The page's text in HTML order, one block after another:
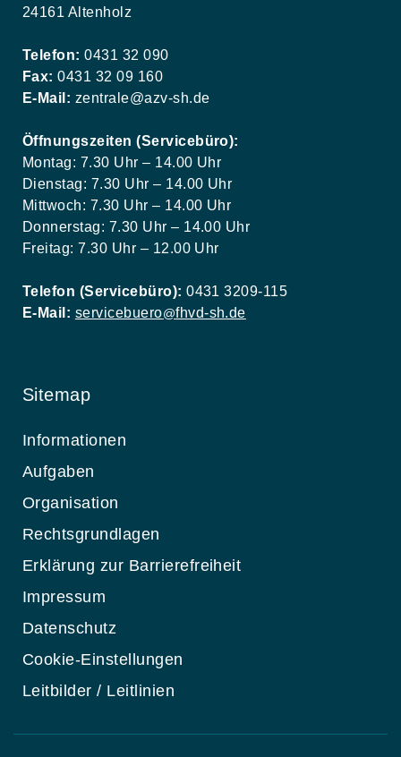
24161 Altenholz
Telefon: 0431 32 090
Fax: 0431 32 09 160
E-Mail: zentrale@azv-sh.de
Öffnungszeiten (Servicebüro):
Montag: 7.30 Uhr – 14.00 Uhr
Dienstag: 7.30 Uhr – 14.00 Uhr
Mittwoch: 7.30 Uhr – 14.00 Uhr
Donnerstag: 7.30 Uhr – 14.00 Uhr
Freitag: 7.30 Uhr – 12.00 Uhr
Telefon (Servicebüro): 0431 3209-115
E-Mail: servicebuero@fhvd-sh.de
Sitemap
Informationen
Aufgaben
Organisation
Rechtsgrundlagen
Erklärung zur Barrierefreiheit
Impressum
Datenschutz
Cookie-Einstellungen
Leitbilder / Leitlinien